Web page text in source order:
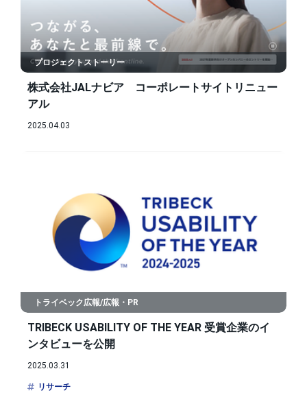
プロジェクトストーリー
株式会社JALナビア コーポレートサイトリニュー
アル
2025.04.03
トライベック広報/広報・PR
TRIBECK USABILITY OF THE YEAR 受賞企業のイ
ンタビューを公開
2025.03.31
リサーチ